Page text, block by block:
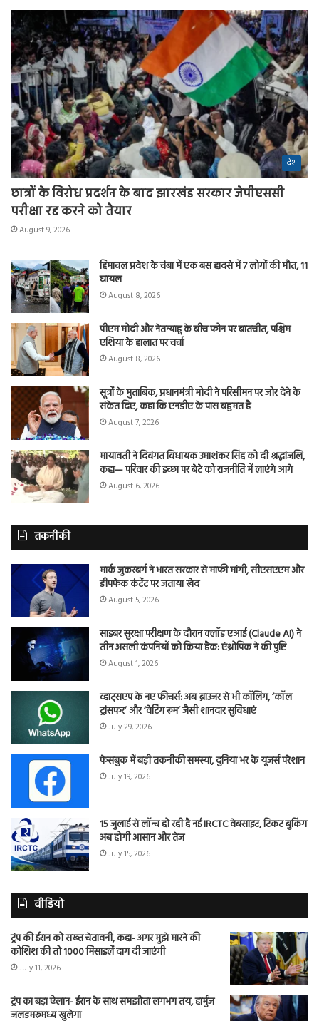
देश
छात्रों के विरोध प्रदर्शन के बाद झारखंड सरकार जेपीएससी
परीक्षा रद्द करने को तैयार
August 9, 2026
हिमाचल प्रदेश के चंबा में एक बस हादसे में 7 लोगों की मौत, 11
घायल
August 8, 2026
पीएम मोदी और नेतन्याहू के बीच फोन पर बातचीत, पश्चिम
एशिया के हालात पर चर्चा
August 8, 2026
सूत्रों के मुताबिक, प्रधानमंत्री मोदी ने परिसीमन पर जोर देने के
संकेत दिए, कहा कि एनडीए के पास बहुमत है
August 7, 2026
मायावती ने दिवंगत विधायक उमाशंकर सिंह को दी श्रद्धांजलि,
कहा— परिवार की इच्छा पर बेटे को राजनीति में लाएंगे आगे
August 6, 2026
तकनीकी
मार्क जुकरबर्ग ने भारत सरकार से माफी मांगी, सीएसएएम और
डीपफेक कंटेंट पर जताया खेद
August 5, 2026
साइबर सुरक्षा परीक्षण के दौरान क्लॉड एआई (Claude AI) ने
तीन असली कंपनियों को किया हैक: एंथ्रोपिक ने की पुष्टि
August 1, 2026
व्हाट्सएप के नए फीचर्स: अब ब्राउजर से भी कॉलिंग, ‘कॉल
ट्रांसफर’ और ‘वेटिंग रूम’ जैसी शानदार सुविधाएं
July 29, 2026
फेसबुक में बड़ी तकनीकी समस्या, दुनिया भर के यूजर्स परेशान
July 19, 2026
15 जुलाई से लॉन्च हो रही है नई IRCTC वेबसाइट, टिकट बुकिंग
अब होगी आसान और तेज
July 15, 2026
वीडियो
ट्रंप की ईरान को सख्त चेतावनी, कहा- अगर मुझे मारने की
कोशिश की तो 1000 मिसाइलें दाग दी जाएंगी
July 11, 2026
ट्रंप का बड़ा ऐलान- ईरान के साथ समझौता लगभग तय, हार्मुज
जलडमरूमध्य खुलेगा